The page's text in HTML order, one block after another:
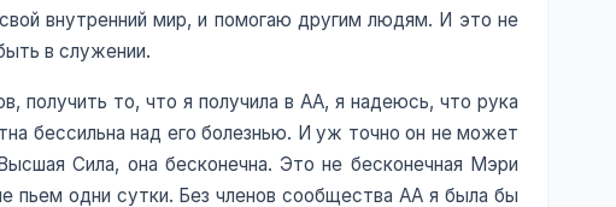
внутренний мир, и помогаю другим людям. И это не
в служении.
получить то, что я получила в АА, я надеюсь, что рука
бессильна над его болезнью. И уж точно он не может
Сила, она бесконечна. Это не бесконечная Мэри
пьем одни сутки. Без членов сообщества АА я была бы